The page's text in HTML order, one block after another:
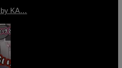
by KA…